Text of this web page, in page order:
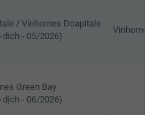
/ Vinhomes Dcapitale
dịch - 05/2026)
Green Bay
dịch - 06/2026)